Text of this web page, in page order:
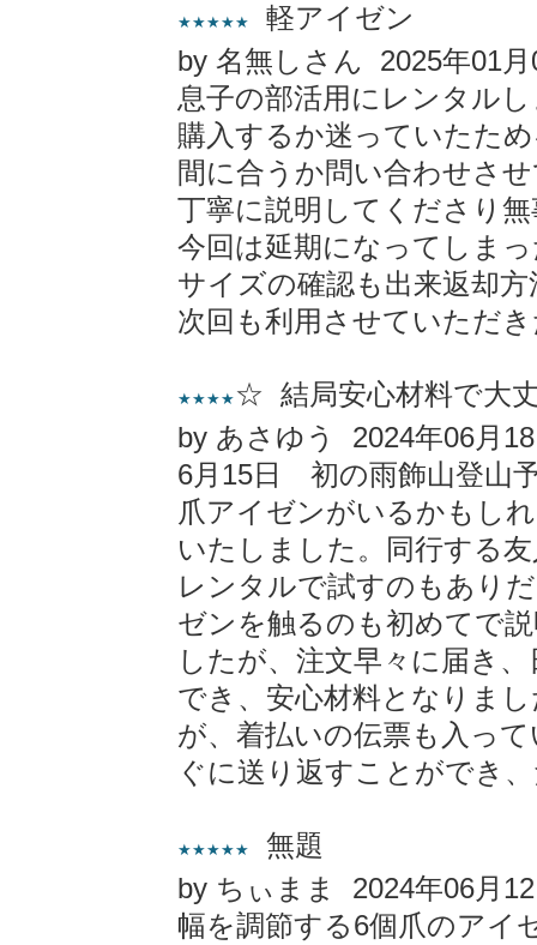
★★★★★
軽アイゼン
by 名無しさん 2025年01月
息子の部活用にレンタル
購入するか迷っていたた
間に合うか問い合わせさ
丁寧に説明してくださり
今回は延期になってしま
サイズの確認も出来返却
次回も利用させていただ
★★★★ ☆ 結局安心材料で大
by あさゆう 2024年06月
6月15日 初の雨飾山登山
爪アイゼンがいるかもし
いたしました。同行する
レンタルで試すのもあり
ゼンを触るのも初めてで
したが、注文早々に届き
でき、安心材料となりま
が、着払いの伝票も入っ
ぐに送り返すことができ
★★★★★
無題
by ちぃまま 2024年06月
幅を調節する6個爪のアイ